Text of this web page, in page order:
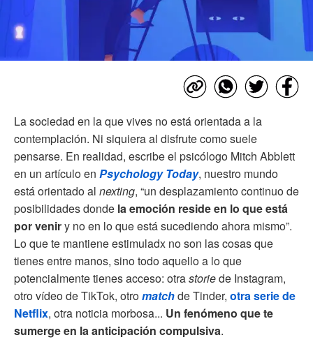
La sociedad en la que vives no está orientada a la
contemplación. Ni siquiera al disfrute como suele
pensarse. En realidad, escribe el psicólogo Mitch Abblett
en un artículo en Psychology Today, nuestro mundo
está orientado al nexting, “un desplazamiento continuo de
posibilidades donde la emoción reside en lo que está
por veniry no en lo que está sucediendo ahora mismo”.
Lo que te mantiene estimuladx no son las cosas que
tienes entre manos, sino todo aquello a lo que
potencialmente tienes acceso: otrastoriede Instagram,
otro vídeo de TikTok, otromatchde Tinder, otra serie de
Netflix, otra noticia morbosa... Un fenómeno que te
sumerge en la anticipación compulsiva.